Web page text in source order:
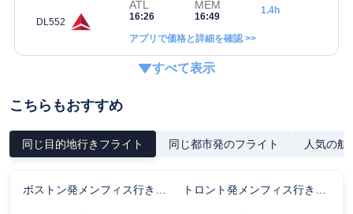
DL552
ATL
16:26
MEM
16:49
1.4h
アプリで価格と詳細を確認 >>
すべて表示
こちらもおすすめ
同じ目的地行きフライト 同じ都市発のフライト 人気の航